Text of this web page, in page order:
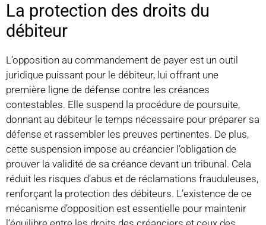
La protection des droits du
débiteur
L’opposition au commandement de payer est un outil
juridique puissant pour le débiteur, lui offrant une
première ligne de défense contre les créances
contestables. Elle suspend la procédure de poursuite,
donnant au débiteur le temps nécessaire pour préparer sa
défense et rassembler les preuves pertinentes. De plus,
cette suspension impose au créancier l’obligation de
prouver la validité de sa créance devant un tribunal. Cela
réduit les risques d’abus et de réclamations frauduleuses,
renforçant la protection des débiteurs. L’existence de ce
mécanisme d’opposition est essentielle pour maintenir